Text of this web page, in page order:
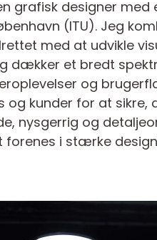
grafisk designer med
(ITU). Jeg
med at udvikle
dækker et bredt
og
og kunder for at sikre,
nysgerrig og
forenes i stærke